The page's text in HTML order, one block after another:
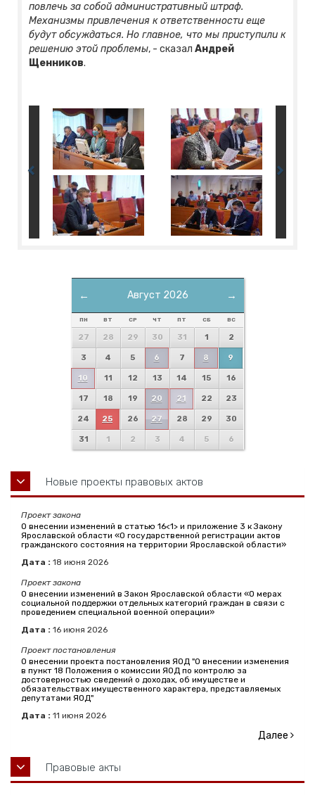
повлечь за собой административный штраф.
Механизмы привлечения к ответственности еще
будут обсуждаться. Но главное, что мы приступили к
решению этой проблемы, - сказал Андрей
Щенников.
← →
Август 2026
ПН ВТ СР ЧТ ПТ СБ ВС
27 28 29 30 31 1 2
3 4 5 6 7 8 9
10 11 12 13 14 15 16
17 18 19 20 21 22 23
24 25 26 27 28 29 30
31 1 2 3 4 5 6
Новые проекты правовых актов
Проект закона
О внесении изменений в статью 16<1> и приложение 3 к Закону
Ярославской области «О государственной регистрации актов
гражданского состояния на территории Ярославской области»
Дата : 18 июня 2026
Проект закона
О внесении изменений в Закон Ярославской области «О мерах
социальной поддержки отдельных категорий граждан в связи с
проведением специальной военной операции»
Дата : 16 июня 2026
Проект постановления
О внесении проекта постановления ЯОД "О внесении изменения
в пункт 18 Положения о комиссии ЯОД по контролю за
достоверностью сведений о доходах, об имуществе и
обязательствах имущественного характера, представляемых
депутатами ЯОД"
Дата : 11 июня 2026
Далее
Правовые акты